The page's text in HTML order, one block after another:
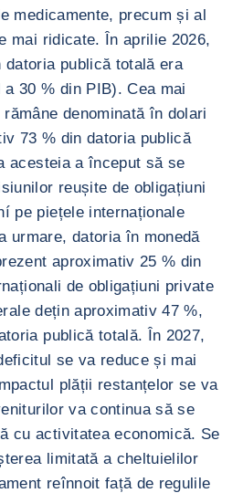
medicamente, precum și al
mai ridicate. În aprilie 2026,
publică totală era
30 % din PIB). Cea mai
denominată în dolari
73 % din datoria publică
acesteia a început să se
reușite de obligațiuni
pe piețele internaționale
urmare, datoria în monedă
aproximativ 25 % din
de obligațiuni private
dețin aproximativ 47 %,
publică totală. În 2027,
se va reduce și mai
plății restanțelor se va
va continua să se
cu activitatea economică. Se
limitată a cheltuielilor
reînnoit față de regulile